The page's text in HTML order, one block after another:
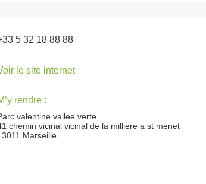
5 32 18 88 88
le site internet
rendre :
valentine vallee verte
chemin vicinal vicinal de la milliere a st menet
Marseille